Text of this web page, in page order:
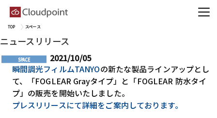
TOP スペース
ニュースリリース
2021/10/05
瞬間調光フィルムTANYOの新たな製品ラインアップとし
て、「FOGLEAR Grayタイプ」と「FOGLEAR 防水タイ
プ」の販売を開始いたしました。
プレスリリースにて詳細をご案内しております。